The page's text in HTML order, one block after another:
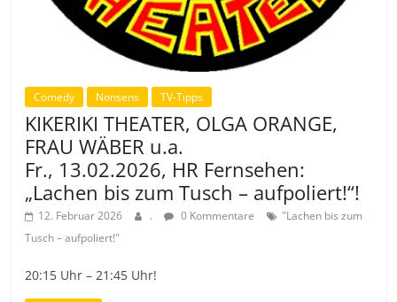
Comedy Nonsens TV-Tipps
KIKERIKI THEATER, OLGA ORANGE,
FRAU WÄBER u.a.
Fr., 13.02.2026, HR Fernsehen:
„Lachen bis zum Tusch – aufpoliert!“!
12. Februar 2026 . 0 Kommentare
"Lachen bis zum
Tusch – aufpoliert!"
20:15 Uhr – 21:45 Uhr!